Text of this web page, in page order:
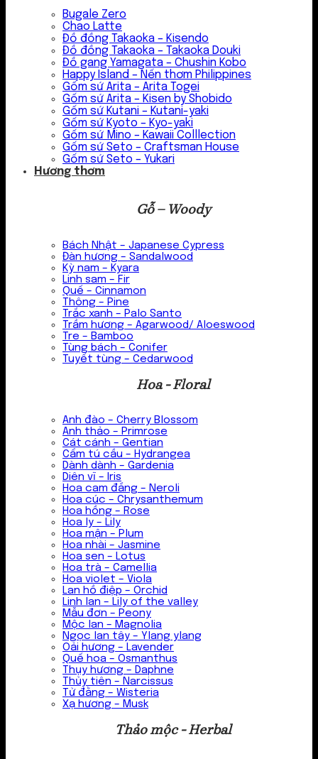
Bugale Zero
Chao Latte
Đồ đồng Takaoka – Kisendo
Đồ đồng Takaoka – Takaoka Douki
Đồ gang Yamagata – Chushin Kobo
Happy Island – Nến thơm Philippines
Gốm sứ Arita – Arita Togei
Gốm sứ Arita – Kisen by Shobido
Gốm sứ Kutani – Kutani-yaki
Gốm sứ Kyoto – Kyo-yaki
Gốm sứ Mino – Kawaii Colllection
Gốm sứ Seto – Craftsman House
Gốm sứ Seto – Yukari
Hương thơm
Gỗ – Woody
Bách Nhật – Japanese Cypress
Đàn hương – Sandalwood
Kỳ nam – Kyara
Linh sam – Fir
Quế – Cinnamon
Thông – Pine
Trắc xanh – Palo Santo
Trầm hương – Agarwood/ Aloeswood
Tre – Bamboo
Tùng bách – Conifer
Tuyết tùng – Cedarwood
Hoa - Floral
Anh đào – Cherry Blossom
Anh thảo – Primrose
Cát cánh – Gentian
Cẩm tú cầu – Hydrangea
Dành dành – Gardenia
Diên vĩ – Iris
Hoa cam đắng – Neroli
Hoa cúc – Chrysanthemum
Hoa hồng – Rose
Hoa ly – Lily
Hoa mận – Plum
Hoa nhài – Jasmine
Hoa sen – Lotus
Hoa trà – Camellia
Hoa violet – Viola
Lan hồ điệp – Orchid
Linh lan – Lily of the valley
Mẫu đơn – Peony
Mộc lan – Magnolia
Ngọc lan tây – Ylang ylang
Oải hương – Lavender
Quế hoa – Osmanthus
Thụy hương – Daphne
Thủy tiên – Narcissus
Tử đằng – Wisteria
Xạ hương – Musk
Thảo mộc - Herbal